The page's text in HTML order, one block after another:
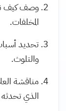
وصف كيف
المخلفات.
تحديد
والتلوث.
مناقشة
الذي تحدثه